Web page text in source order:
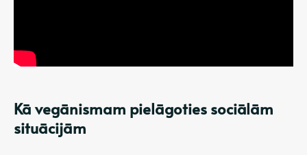
Kā vegānismam pielāgoties sociālām
situācijām